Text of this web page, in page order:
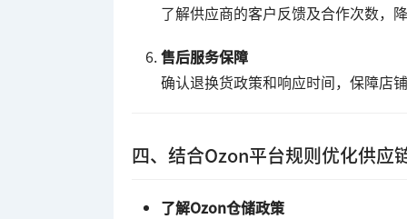
了解供应商的客户反馈及合作次数，
售后服务保障
确认退换货政策和响应时间，保障店
四、结合Ozon平台规则优化供应
了解Ozon仓储政策